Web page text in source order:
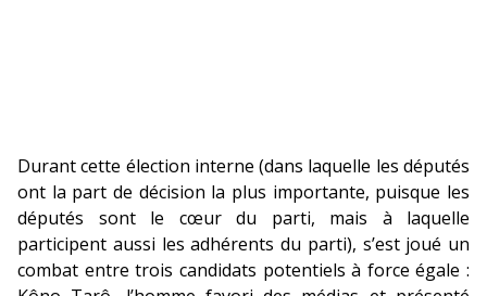
Durant cette élection interne (dans laquelle les députés
ont la part de décision la plus importante, puisque les
députés sont le cœur du parti, mais à laquelle
participent aussi les adhérents du parti), s’est joué un
combat entre trois candidats potentiels à force égale :